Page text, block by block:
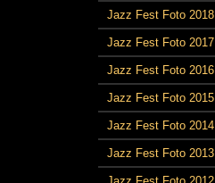
Jazz Fest Foto 2018
Jazz Fest Foto 2017
Jazz Fest Foto 2016
Jazz Fest Foto 2015
Jazz Fest Foto 2014
Jazz Fest Foto 2013